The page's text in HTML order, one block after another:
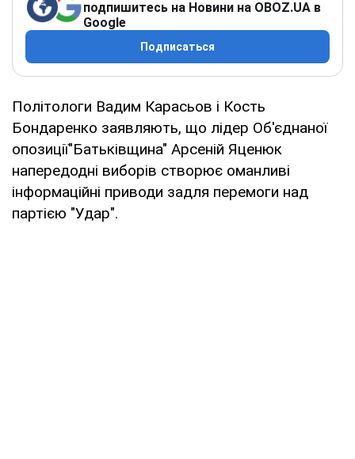
подпишитесь на Новини на OBOZ.UA в
Google
Подписаться
Політологи Вадим Карасьов і Кость
Бондаренко заявляють, що лідер Об'єднаної
опозиції"Батьківщина" Арсеній Яценюк
напередодні виборів створює оманливі
інформаційні приводи задля перемоги над
партією "Удар".